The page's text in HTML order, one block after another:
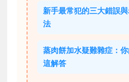
新手最常犯的三大錯誤
法
蒸肉餅加水疑難雜症：
這解答